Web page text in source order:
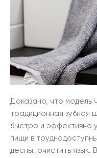
Доказано, что модель
традиционная зубная
быстро и эффективно
пищи в
десны, очистить язык.